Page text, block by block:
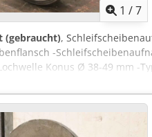
1 /7
(gebraucht),
-
Konus Ø 38-49 mm -